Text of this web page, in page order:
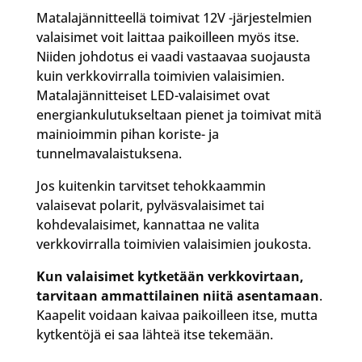
Matalajännitteellä toimivat 12V -järjestelmien
valaisimet voit laittaa paikoilleen myös itse.
Niiden johdotus ei vaadi vastaavaa suojausta
kuin verkkovirralla toimivien valaisimien.
Matalajännitteiset LED-valaisimet ovat
energiankulutukseltaan pienet ja toimivat mitä
mainioimmin pihan koriste- ja
tunnelmavalaistuksena.
Jos kuitenkin tarvitset tehokkaammin
valaisevat polarit, pylväsvalaisimet tai
kohdevalaisimet, kannattaa ne valita
verkkovirralla toimivien valaisimien joukosta.
Kun valaisimet kytketään verkkovirtaan,
tarvitaan ammattilainen niitä asentamaan.
Kaapelit voidaan kaivaa paikoilleen itse, mutta
kytkentöjä ei saa lähteä itse tekemään.